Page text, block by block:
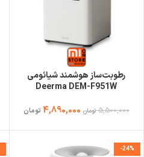
رطوبت‌ساز هوشمند شیائومی
Deerma DEM-F951W
5,500,000 تومان 4,890,000 تومان
-24%